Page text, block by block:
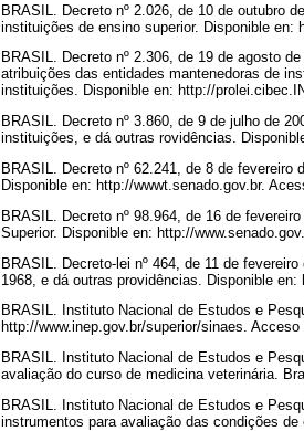
BRASIL. Decreto nº 2.026, de 10 de outubro
instituições de ensino superior. Disponible en:
BRASIL. Decreto nº 2.306, de 19 de agosto
atribuições das entidades mantenedoras de
instituições. Disponible en: http://
BRASIL. Decreto nº 3.860, de 9 de julho de
instituições, e dá outras rovidências.
BRASIL. Decreto nº 62.241, de 8 de fevereiro
Disponible en: http://wwwt.senado.gov.br.
BRASIL. Decreto nº 98.964, de 16 de
Superior. Disponible en: http://
BRASIL. Decreto-lei nº 464, de 11 de
1968, e dá outras providências. Disponible
BRASIL. Instituto Nacional de Estudos e
http://www.inep.gov.br/superior/sinaes.
BRASIL. Instituto Nacional de Estudos e
avaliação do curso de medicina veterinária.
BRASIL. Instituto Nacional de Estudos e
instrumentos para avaliação das condições